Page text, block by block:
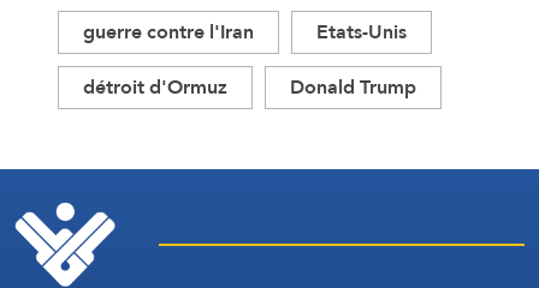
guerre contre l'Iran
Etats-Unis
détroit d'Ormuz
Donald Trump